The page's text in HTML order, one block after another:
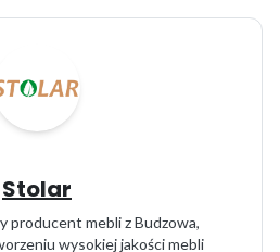
Stolar
producent mebli z Budzowa,
wysokiej jakości mebli